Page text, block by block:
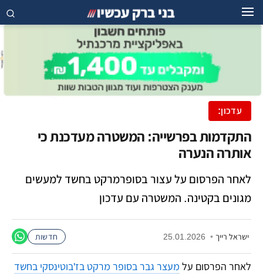
עדכון:
התקדמות בפרשייה: המשטרה מעדכנת כי
אותרה הנערה
לאחר הפרסום על עצור בסופרמרקט בחשד למעשים
מגונים בקטינה. המשטרה עם עדכון
ישראל רייך •
25.01.2026 חדשות
לאחר הפרסום על מעצר גבר בסופר מרקט בז'בוטינסקי בחשד